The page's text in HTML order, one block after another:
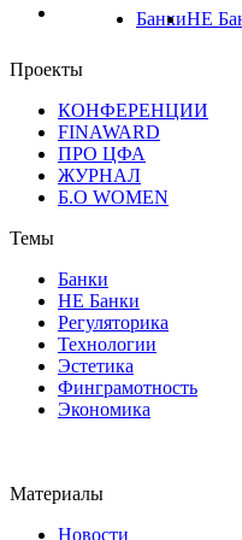
БанкиНЕ
Проекты
КОНФЕРЕНЦИИ
FINAWARD
ПРО ЦФА
ЖУРНАЛ
Б.О WOMEN
Темы
Банки
НЕ Банки
Регуляторика
Технологии
Эстетика
Финграмотность
Экономика
Материалы
Новости